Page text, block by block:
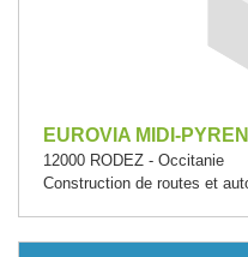
EUROVIA MIDI-
12000 RODEZ - Occitanie
Construction de routes et